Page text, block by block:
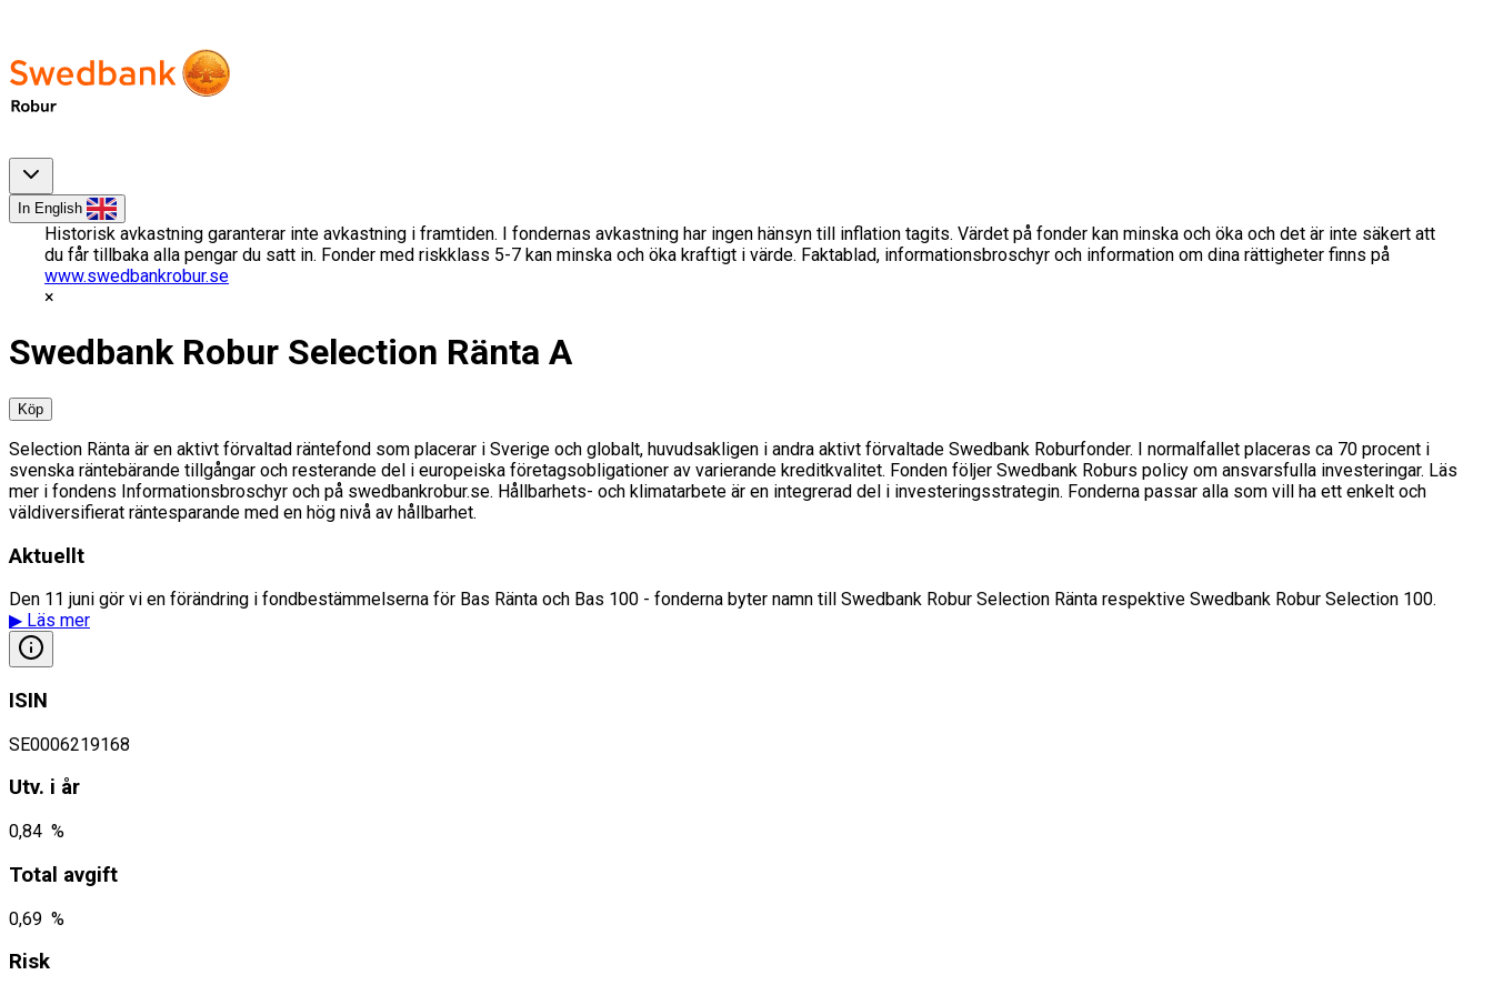
In English
Historisk avkastning garanterar inte avkastning i framtiden. I fondernas avkastning har ingen hänsyn till inflation tagits. Värdet på fonder kan minska och öka och det är inte säkert att
du får tillbaka alla pengar du satt in. Fonder med riskklass 5-7 kan minska och öka kraftigt i värde. Faktablad, informationsbroschyr och information om dina rättigheter finns på
www.swedbankrobur.se
Swedbank Robur Selection Ränta A
Köp
Selection Ränta är en aktivt förvaltad räntefond som placerar i Sverige och globalt, huvudsakligen i andra aktivt förvaltade Swedbank Roburfonder. I normalfallet placeras ca 70 procent i
svenska räntebärande tillgångar och resterande del i europeiska företagsobligationer av varierande kreditkvalitet. Fonden följer Swedbank Roburs policy om ansvarsfulla investeringar. Läs
mer i fondens Informationsbroschyr och på swedbankrobur.se. Hållbarhets- och klimatarbete är en integrerad del i investeringsstrategin. Fonderna passar alla som vill ha ett enkelt och
väldiversifierat räntesparande med en hög nivå av hållbarhet.
Aktuellt
Den 11 juni gör vi en förändring i fondbestämmelserna för Bas Ränta och Bas 100 - fonderna byter namn till Swedbank Robur Selection Ränta respektive Swedbank Robur Selection 100.
▶ Läs mer
ISIN
SE0006219168
Utv. i år
0,84 %
Total avgift
0,69 %
Risk